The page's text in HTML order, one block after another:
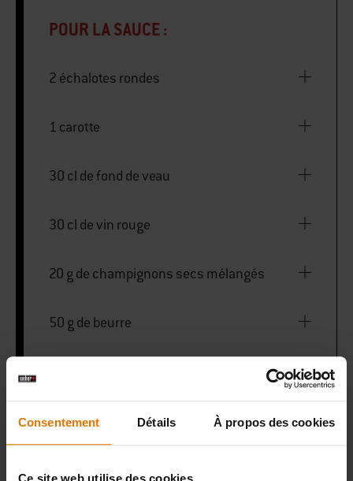
Consentement Détails À propos des cookies
Ce site web utilise des cookies.
POUR LA SAUCE :
2 échalotes rondes
1 carotte
30 cl de fond de veau
30 cl de vin rouge
20 g de champignons secs mélangés
50 g de beurre
PRINT THIS LIST